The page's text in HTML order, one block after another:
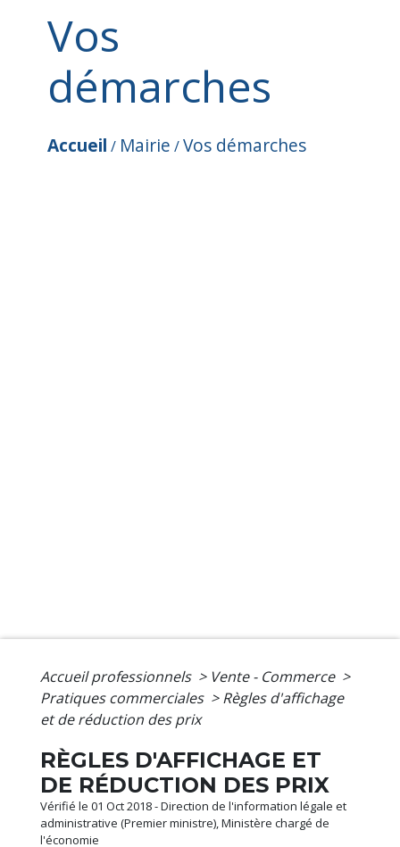
Vos
démarches
Accueil / Mairie /Vos démarches
Accueil professionnels > Vente - Commerce >
Pratiques commerciales > Règles d'affichage
et de réduction des prix
RÈGLES D'AFFICHAGE ET
DE RÉDUCTION DES PRIX
Vérifié le 01 Oct 2018 - Direction de l'information légale et
administrative (Premier ministre), Ministère chargé de
l'économie